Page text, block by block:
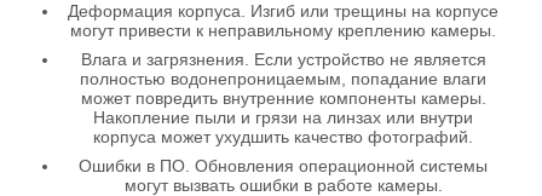
Деформация корпуса. Изгиб или трещины на корпусе
могут привести к неправильному креплению камеры.
Влага и загрязнения. Если устройство не является
полностью водонепроницаемым, попадание влаги
может повредить внутренние компоненты камеры.
Накопление пыли и грязи на линзах или внутри
корпуса может ухудшить качество фотографий.
Ошибки в ПО. Обновления операционной системы
могут вызвать ошибки в работе камеры.